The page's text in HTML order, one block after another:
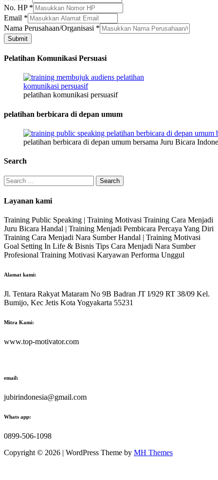
No. HP *
Email *
Nama Perusahaan/Organisasi *
Submit
Pelatihan Komunikasi Persuasi
pelatihan komunikasi persuasif
pelatihan berbicara di depan umum
pelatihan berbicara di depan umum bersama Juru Bicara
Search
Search
for:
Layanan kami
Training Public Speaking | Training Motivasi Training Cara Menjadi
Juru Bicara Handal | Training Menjadi Pembicara Percaya Yang Diri
Training Cara Menjadi Nara Sumber Handal | Training Motivasi
Goal Setting In Life & Bisnis Tips Cara Menjadi Nara Sumber
Profesional Training Motivasi Karyawan Performa Unggul
Alamat kami:
Jl. Tentara Rakyat Mataram No 9B Badran JT I/929 RT 38/09 Kel.
Bumijo, Kec Jetis Kota Yogyakarta 55231
Mitra Kami:
www.top-motivator.com
email:
jubirindonesia@gmail.com
Whats app:
0899-506-1098
Copyright © 2026 | WordPress Theme by MH Themes